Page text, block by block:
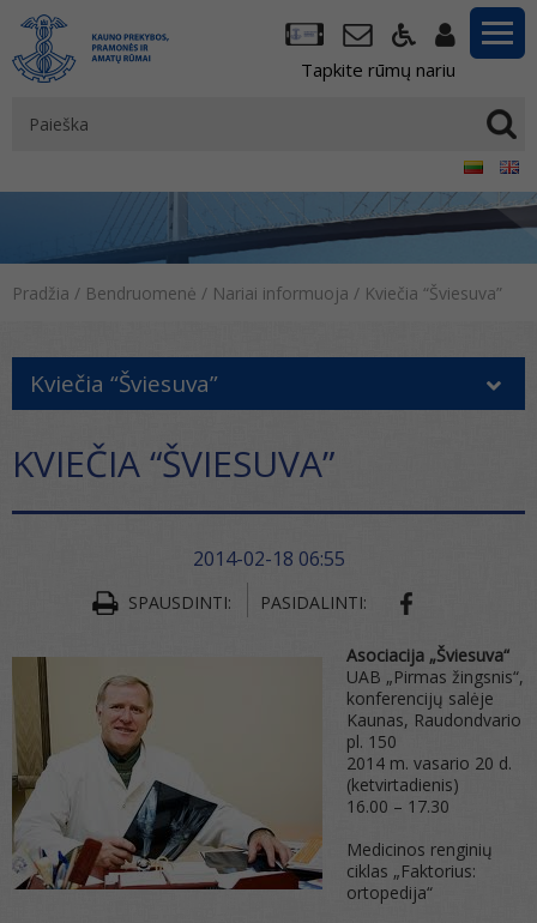
Tapkite rūmų nariu
Pradžia / Bendruomenė / Nariai informuoja / Kviečia “Šviesuva”
Kviečia “Šviesuva”
KVIEČIA “ŠVIESUVA”
2014-02-18 06:55
SPAUSDINTI: PASIDALINTI:
Asociacija „Šviesuva“
UAB „Pirmas žingsnis“,
konferencijų salėje
Kaunas, Raudondvario
pl. 150
2014 m. vasario 20 d.
(ketvirtadienis)
16.00 – 17.30
Medicinos renginių
ciklas „Faktorius:
ortopedija“